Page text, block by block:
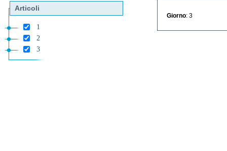
Articoli
1
2
3
Giorno : 3